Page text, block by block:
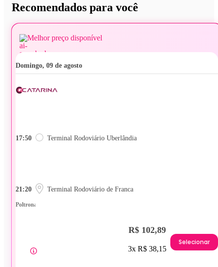
Recomendados para você
Melhor preço disponível
domingo, 09 de agosto
17:50 Terminal Rodoviário Uberlândia
21:20 Terminal Rodoviário de Franca
Poltrona
R$ 102,89
3x R$ 38,15
Selecionar